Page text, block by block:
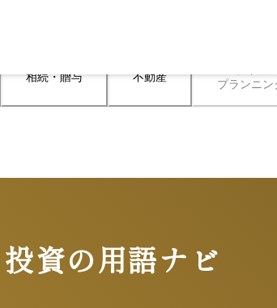
相続・贈与 不動産
プランニン
投資の用語ナビ